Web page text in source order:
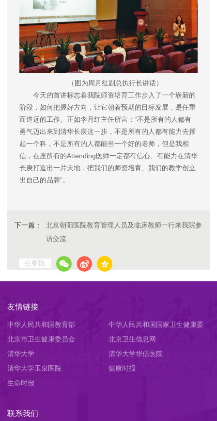
（图为周月红副总执行长讲话）
今天的首讲标志着我院师资培育工作步入了一个崭新的
阶段，如何把握好方向，让它朝着预期的目标发展，是任重
而道远的工作。正如李月红主任所言：“不是所有的人都有
勇气迈出来到清华长庚这一步，不是所有的人都有能力去撑
起一个科，不是所有的人都能当一个好的老师，但是我相
信，在座所有的Attending医师一定都有信心、有能力在清华
长庚打造出一片天地，把我们的师资培育、我们的教学创立
出自己的品牌”。
下一篇：
北京朝阳医院教育管理人员及临床教师一行来我院参
访交流
分享到:
友情链接
中华人民共和国教育部
中华人民共和国国家卫生健康委
员会
北京市卫生健康委员会
北京卫生信息网
清华大学
清华大学华信医院
清华大学玉泉医院
健康时报
生命时报
联系我们